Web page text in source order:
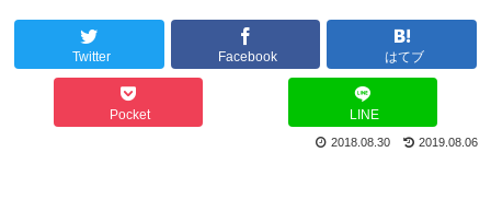
Twitter Facebook はてブ
Pocket LINE
2019.08.06
2018.08.30